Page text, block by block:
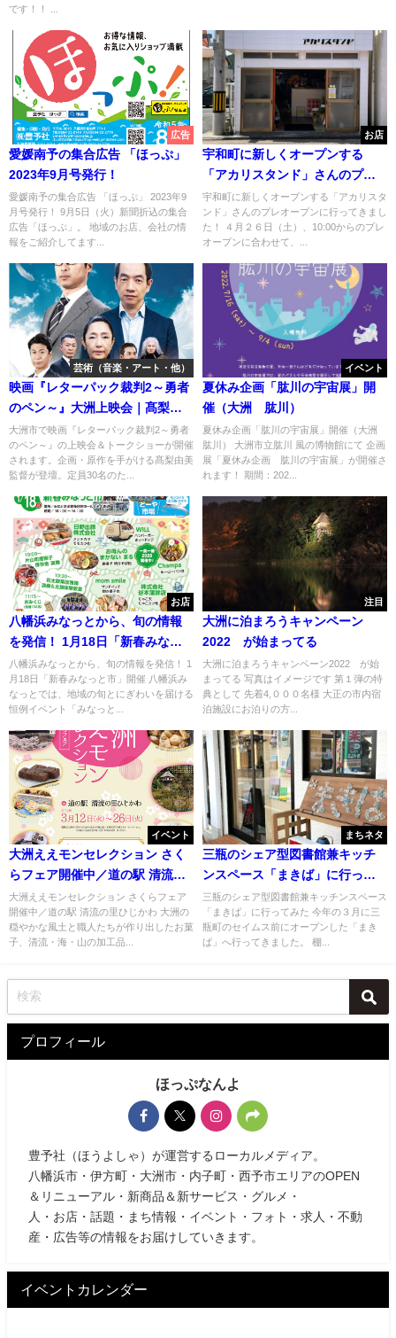
です！！ ...
広告
愛媛南予の集合広告 「ほっぷ」
2023年9月号発行！
愛媛南予の集合広告 「ほっぷ」 2023年9
月号発行！ 9月5日（火）新聞折込の集合
広告「ほっぷ」。 地域のお店、会社の情
報をご紹介してます...
お店
宇和町に新しくオープンする
「アカリスタンド」さんのプレ
オープンに行ってきました！
宇和町に新しくオープンする「アカリスタ
ンド」さんのプレオープンに行ってきまし
た！ ４月２６日（土）、10:00からのプレ
オープンに合わせて、...
芸術（音楽・アート・他）
映画『レターパック裁判2～勇者
のペン～』大洲上映会｜髙梨由
美監督のトークショーも開催
大洲市で映画『レターパック裁判2～勇者
のペン～』の上映会＆トークショーが開催
されます。企画・原作を手がける髙梨由美
監督が登壇。定員30名のた...
イベント
夏休み企画「肱川の宇宙展」開
催（大洲 肱川）
夏休み企画「肱川の宇宙展」開催（大洲
肱川） 大洲市立肱川 風の博物館にて 企画
展「夏休み企画 肱川の宇宙展」が開催さ
れます！ 期間：202...
お店
八幡浜みなっとから、旬の情報
を発信！ 1月18日「新春みなっ
と市」開催
八幡浜みなっとから、旬の情報を発信！ 1
月18日「新春みなっと市」開催 八幡浜み
なっとでは、地域の旬とにぎわいを届ける
恒例イベント「みなっと...
注目
大洲に泊まろうキャンペーン
2022 が始まってる
大洲に泊まろうキャンペーン2022 が始
まってる 写真はイメージです 第１弾の特
典として 先着4,０００名様 大正の市内宿
泊施設にお泊りの方...
イベント
大洲ええモンセレクション さく
らフェア開催中／道の駅 清流の
里ひじかわ
大洲ええモンセレクション さくらフェア
開催中／道の駅 清流の里ひじかわ 大洲の
穏やかな風土と職人たちが作り出したお菓
子、清流・海・山の加工品...
まちネタ
三瓶のシェア型図書館兼キッチ
ンスペース「まきば」に行って
みた
三瓶のシェア型図書館兼キッチンスペース
「まきば」に行ってみた 今年の３月に三
瓶町のセイムス前にオープンした「まき
ば」へ行ってきました。 棚...
プロフィール
ほっぷなんよ
豊予社（ほうよしゃ）が運営するローカルメディア。
八幡浜市・伊方町・大洲市・内子町・西予市エリアのOPEN
＆リニューアル・新商品＆新サービス・グルメ・
人・お店・話題・まち情報・イベント・フォト・求人・不動
産・広告等の情報をお届けしていきます。
イベントカレンダー